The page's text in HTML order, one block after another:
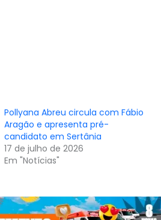
Pollyana Abreu circula com Fábio
Aragão e apresenta pré-
candidato em Sertânia
17 de julho de 2026
Em "Notícias"